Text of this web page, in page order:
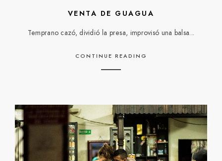
VENTA DE GUAGUA
Temprano cazó, dividió la presa, improvisó una balsa...
CONTINUE READING